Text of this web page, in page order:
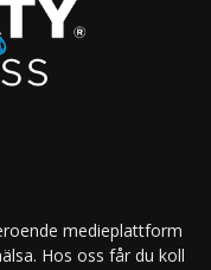
medieplattform
Hos oss får du koll